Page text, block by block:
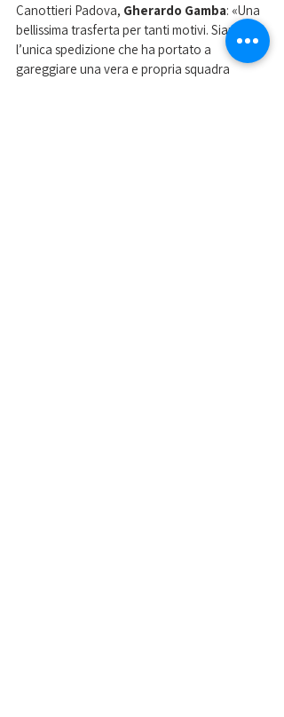
Canottieri Padova, Gherardo Gamba: «Una
bellissima trasferta per tanti motivi. Siamo
l’unica spedizione che ha portato a
gareggiare una vera e propria squadra